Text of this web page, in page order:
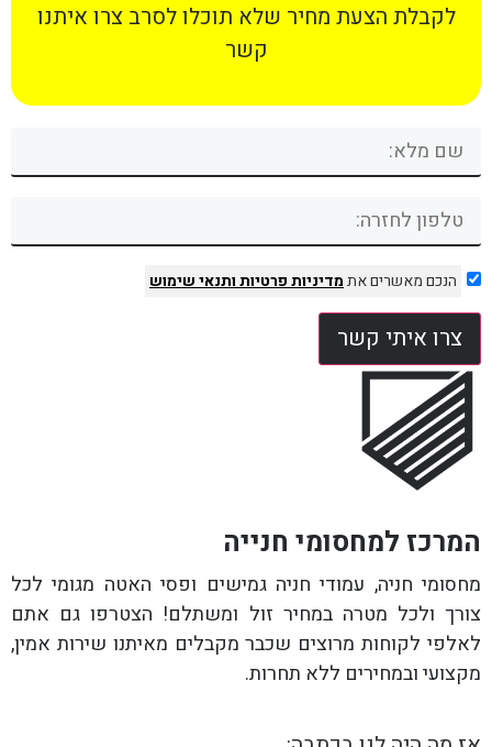
לקבלת הצעת מחיר שלא תוכלו לסרב צרו איתנו
קשר
הנכם מאשרים אתמדיניות פרטיותותנאי שימוש
צרו איתי קשר
המרכז למחסומי חנייה
מחסומי חניה, עמודי חניה גמישים ופסי האטה מגומי לכל
צורך ולכל מטרה במחיר זול ומשתלם! הצטרפו גם אתם
לאלפי לקוחות מרוצים שכבר מקבלים מאיתנו שירות אמין,
מקצועי ובמחירים ללא תחרות.